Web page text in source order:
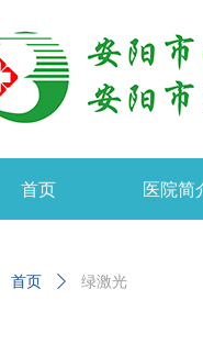
首页 医院简
首页 ꄲ 绿激光